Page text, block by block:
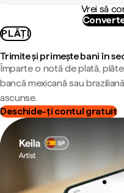
Vrei să
PLĂȚI
Trimite și primește bani în
Împarte o notă de plată,
bancă mexicană sau
ascunse.
Deschide-ți contul gratuit